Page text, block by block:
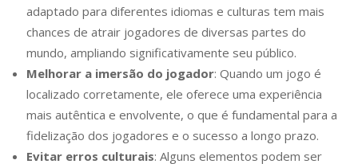
adaptado para diferentes idiomas e culturas tem mais
chances de atrair jogadores de diversas partes do
mundo, ampliando significativamente seu público.
Melhorar a imersão do jogador: Quando um jogo é
localizado corretamente, ele oferece uma experiência
mais autêntica e envolvente, o que é fundamental para a
fidelização dos jogadores e o sucesso a longo prazo.
Evitar erros culturais: Alguns elementos podem ser